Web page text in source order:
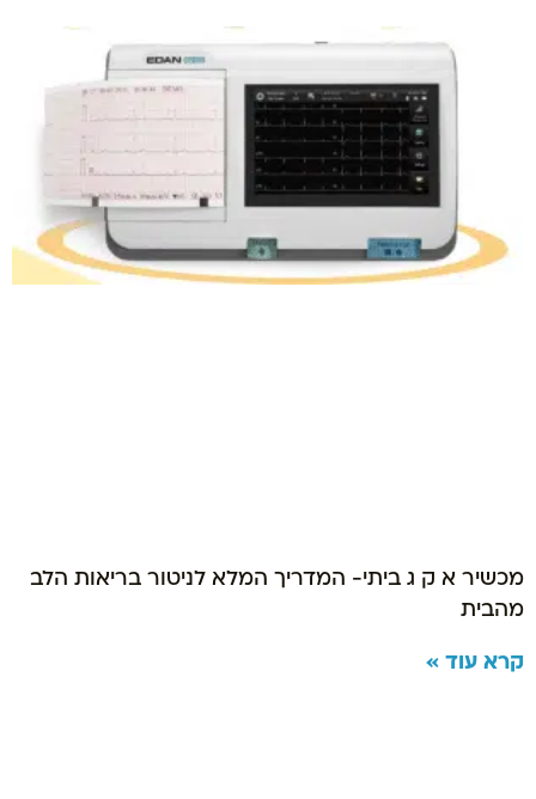
מכשיר א ק ג ביתי- המדריך המלא לניטור בריאות הלב
מהבית
קרא עוד »